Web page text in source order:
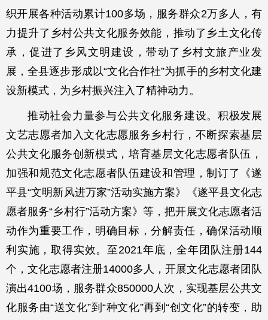
织开展各种活动累计100多场，服务群众2万多人，有
力提升了乡村公共文化服务效能，推动了乡土文化传
承，促进了乡风文明建设，带动了乡村文旅产业发
展，全县逐步形成以“文化合作社”为抓手的乡村文化建
设新模式，为乡村振兴注入了精神动力。
推动社会力量参与公共文化服务建设。积极发展
文艺志愿者加入文化志愿服务乡村行，不断探索基层
公共文化服务创新模式，培育基层文化志愿者队伍，
加强和规范文化志愿者队伍建设和管理，制订了《遂
平县“文明新风进万家”活动实施方案》《遂平县文化志
愿者服务“乡村行”活动方案》等，把开展文化志愿者活
动作为重要工作，明确目标，分解责任，确保活动顺
利实施，取得实效。至2021年底，全年团队注册144
个，文化志愿者注册14000多人，开展文化志愿者团队
演出4100场，服务群众850000人次，实现基层公共文
化服务由“送文化”到“种文化”再到“创文化”的转变，助